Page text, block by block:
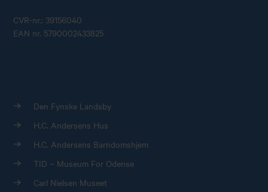
CVR-nr.: 39156040
EAN nr. 5790002433825
Den Fynske Landsby
H.C. Andersens Hus
H.C. Andersens Barndomshjem
TID – Museum For Odense
Carl Nielsen Museet